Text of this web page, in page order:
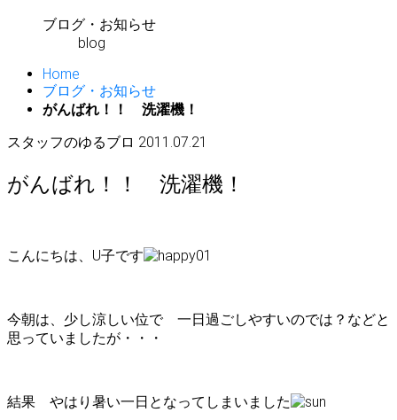
ブログ・お知らせ
blog
Home
ブログ・お知らせ
がんばれ！！ 洗濯機！
スタッフのゆるブロ 2011.07.21
がんばれ！！ 洗濯機！
こんにちは、U子です
今朝は、少し涼しい位で 一日過ごしやすいのでは？などと
思っていましたが・・・
結果 やはり暑い一日となってしまいました